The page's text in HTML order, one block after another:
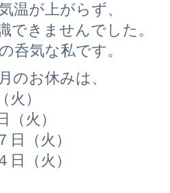
温が上がらず、
できませんでした。
呑気な私です。
のお休みは、
火）
（火）
日（火）
日（火）